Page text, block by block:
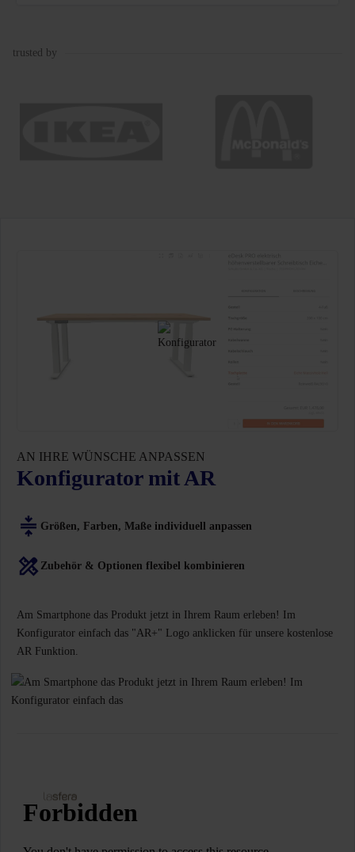
trusted by
AN IHRE WÜNSCHE ANPASSEN
Konfigurator mit AR
Größen, Farben, Maße individuell anpassen
Zubehör & Optionen flexibel kombinieren
Am Smartphone das Produkt jetzt in Ihrem Raum erleben! Im
Konfigurator einfach das "AR+" Logo anklicken für unsere kostenlose
AR Funktion.